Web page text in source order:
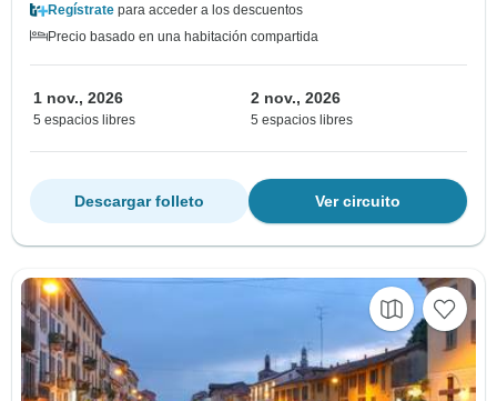
Regístrate para acceder a los descuentos
Precio basado en una habitación compartida
1 nov., 2026
5 espacios libres
2 nov., 2026
5 espacios libres
Ver circuito
Descargar folleto